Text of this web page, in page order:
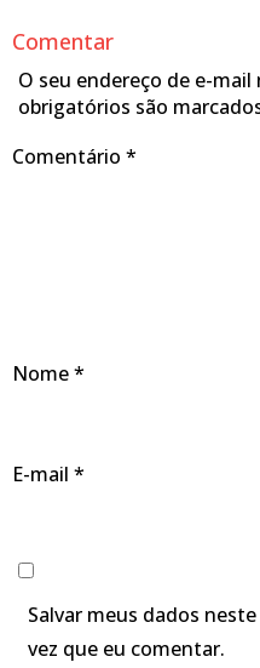
Comentar
O seu endereço de e-mail
obrigatórios são
Comentário *
Nome*
E-mail *
Salvar meus dados
vez que eu comentar.